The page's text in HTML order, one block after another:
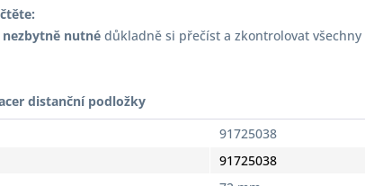
nezbytně nutné důkladně si přečíst a zkontrolovat všechny
distanční podložky
91725038
91725038